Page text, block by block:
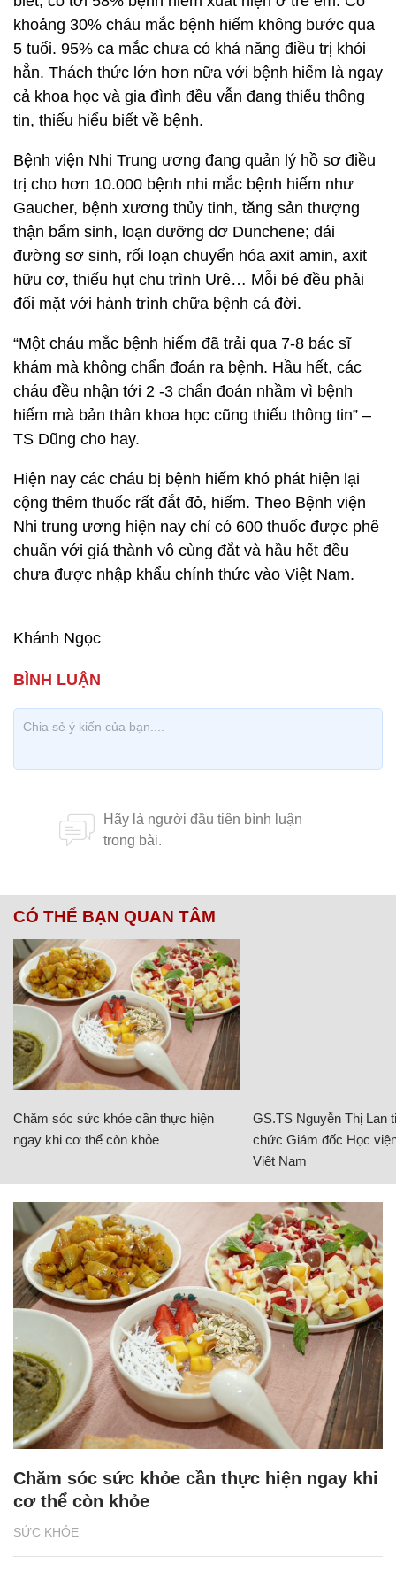
khoảng 30% cháu mắc bệnh hiếm không bước qua
5 tuổi. 95% ca mắc chưa có khả năng điều trị khỏi
hẳn. Thách thức lớn hơn nữa với bệnh hiếm là ngay
cả khoa học và gia đình đều vẫn đang thiếu thông
tin, thiếu hiểu biết về bệnh.
Bệnh viện Nhi Trung ương đang quản lý hồ sơ điều
trị cho hơn 10.000 bệnh nhi mắc bệnh hiếm như
Gaucher, bệnh xương thủy tinh, tăng sản thượng
thận bẩm sinh, loạn dưỡng dơ Dunchene; đái
đường sơ sinh, rối loạn chuyển hóa axit amin, axit
hữu cơ, thiếu hụt chu trình Urê… Mỗi bé đều phải
đối mặt với hành trình chữa bệnh cả đời.
“Một cháu mắc bệnh hiếm đã trải qua 7-8 bác sĩ
khám mà không chẩn đoán ra bệnh. Hầu hết, các
cháu đều nhận tới 2 -3 chẩn đoán nhầm vì bệnh
hiếm mà bản thân khoa học cũng thiếu thông tin” –
TS Dũng cho hay.
Hiện nay các cháu bị bệnh hiếm khó phát hiện lại
cộng thêm thuốc rất đắt đỏ, hiếm. Theo Bệnh viện
Nhi trung ương hiện nay chỉ có 600 thuốc được phê
chuẩn với giá thành vô cùng đắt và hầu hết đều
chưa được nhập khẩu chính thức vào Việt Nam.
Khánh Ngọc
CÓ THỂ BẠN QUAN TÂM
Chăm sóc sức khỏe cần thực hiện
ngay khi cơ thể còn khỏe
GS.TS Nguyễn Thị Lan
chức Giám đốc Học
Việt Nam
SỨC KHỎE
Chăm sóc sức khỏe cần thực hiện ngay khi
cơ thể còn khỏe